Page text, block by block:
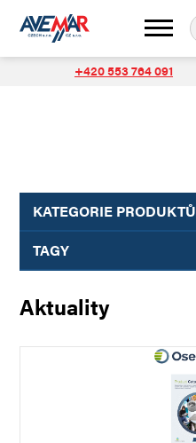
+420 553 764 091
KATEGORIE PRODUKTŮ
TAGY
Aktuality